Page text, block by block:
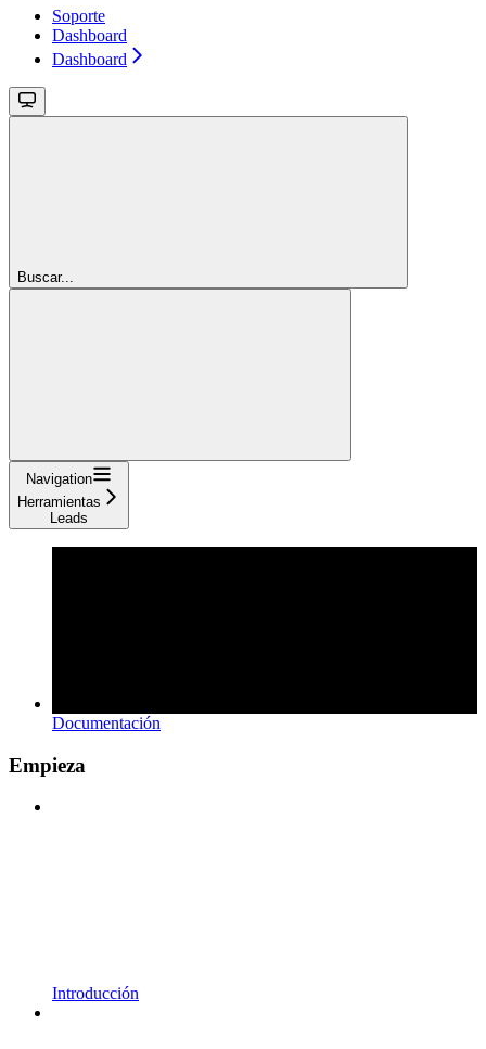
Soporte
Dashboard
Dashboard
Buscar...
Navigation
Herramientas
Leads
Documentación
Empieza
Introducción